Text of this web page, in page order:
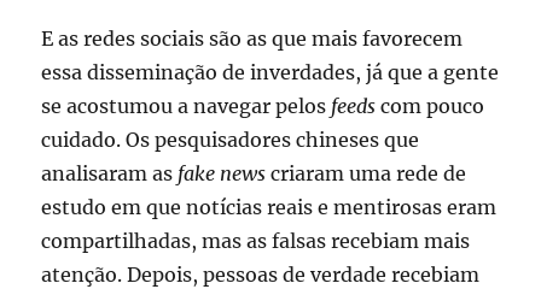
E as redes sociais são as que mais favorecem
essa disseminação de inverdades, já que a gente
se acostumou a navegar pelos feeds com pouco
cuidado. Os pesquisadores chineses que
analisaram as fake news criaram uma rede de
estudo em que notícias reais e mentirosas eram
compartilhadas, mas as falsas recebiam mais
atenção. Depois, pessoas de verdade recebiam